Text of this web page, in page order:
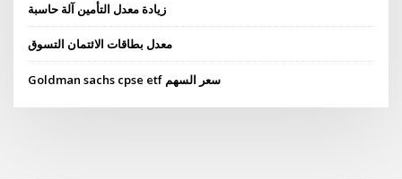
زيادة معدل التأمين آلة حاسبة
معدل بطاقات الائتمان التسوق
Goldman sachs cpse etf سعر السهم